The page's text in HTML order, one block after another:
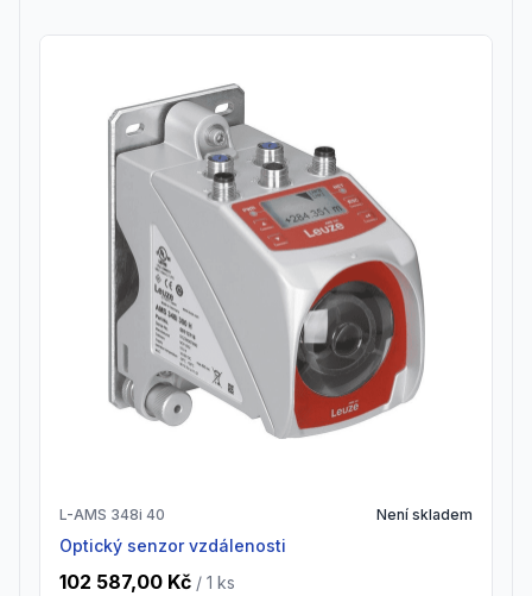
L-AMS 348i 40 Není skladem
Optický senzor vzdálenosti
102 587,00 Kč / 1 ks